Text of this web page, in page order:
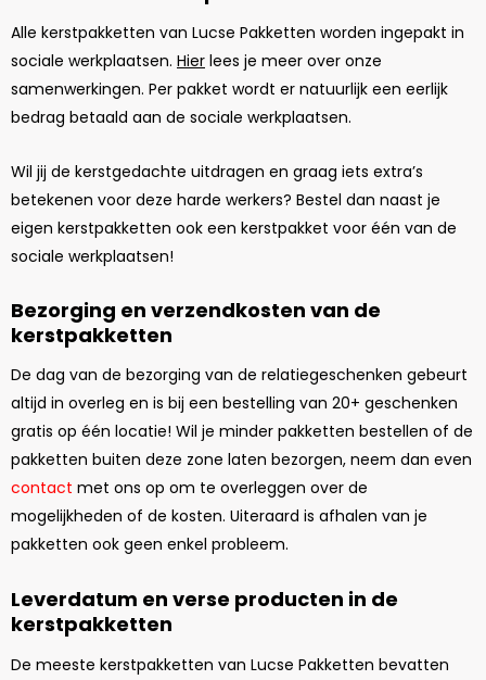
Alle kerstpakketten van Lucse Pakketten worden ingepakt in
sociale werkplaatsen. Hier lees je meer over onze
samenwerkingen. Per pakket wordt er natuurlijk een eerlijk
bedrag betaald aan de sociale werkplaatsen.
Wil jij de kerstgedachte uitdragen en graag iets extra’s
betekenen voor deze harde werkers? Bestel dan naast je
eigen kerstpakketten ook een kerstpakket voor één van de
sociale werkplaatsen!
Bezorging en verzendkosten van de
kerstpakketten
De dag van de bezorging van de relatiegeschenken gebeurt
altijd in overleg en is bij een bestelling van 20+ geschenken
gratis op één locatie! Wil je minder pakketten bestellen of de
pakketten buiten deze zone laten bezorgen, neem dan even
contact met ons op om te overleggen over de
mogelijkheden of de kosten. Uiteraard is afhalen van je
pakketten ook geen enkel probleem.
Leverdatum en verse producten in de
kerstpakketten
De meeste kerstpakketten van Lucse Pakketten bevatten